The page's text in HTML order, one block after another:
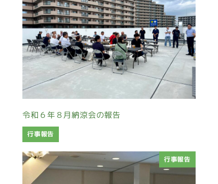
令和６年８月納涼会の報告
行事報告
行事報告